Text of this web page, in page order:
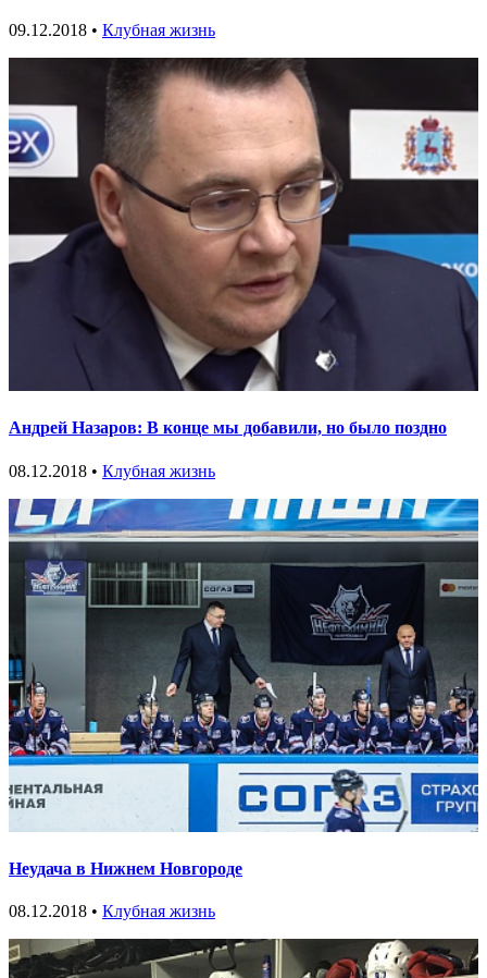
09.12.2018 • Клубная жизнь
Андрей Назаров: В конце мы добавили, но было поздно
08.12.2018 • Клубная жизнь
Неудача в Нижнем Новгороде
08.12.2018 • Клубная жизнь